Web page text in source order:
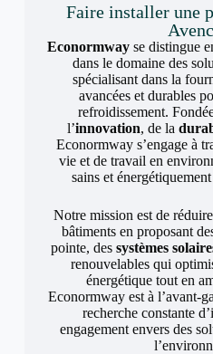
Faire installer une
Econormway se distingue
dans le domaine des
spécialisant dans la
avancées et durables
refroidissement.
l’innovation, de la
Econormway s’engage à
vie et de travail en
sains et
Notre mission est de
bâtiments en proposant
pointe, des systèmes
renouvelables qui
énergétique tout en
Econormway est à l’avant-
recherche constante
engagement envers des